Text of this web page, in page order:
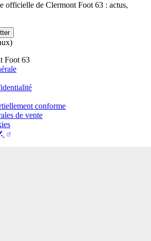
officielle de Clermont Foot 63 : actus,
Foot 63
conforme
de vente